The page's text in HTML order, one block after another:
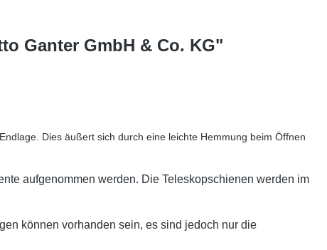
Ganter GmbH & Co. KG"
Dies äußert sich durch eine leichte Hemmung beim Öffnen
aufgenommen werden. Die Teleskopschienen werden im
können vorhanden sein, es sind jedoch nur die